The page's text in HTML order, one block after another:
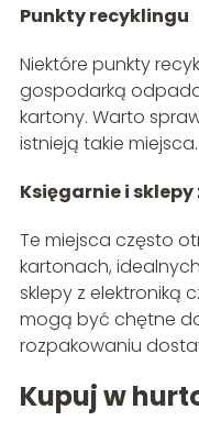
Punkty recyklingu
Niektóre punkty
gospodarką
kartony. Warto
istnieją takie miejsca.
Księgarnie i
Te miejsca często
kartonach,
sklepy z elektroniką
mogą być chętne
rozpakowaniu
Kupuj w